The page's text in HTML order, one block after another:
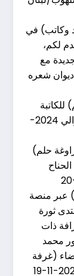
وكاتب) في
لكم،
الزووم؛ الحلقة النقدية 17 الجديدة مع
شعره
للكاتبة
2024-
حلم)
عبر منصة
ثورة
ذات
محمد
(غرفة
2023-